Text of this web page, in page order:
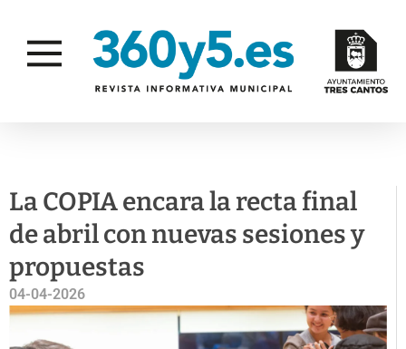
La COPIA encara la recta final
de abril con nuevas sesiones y
propuestas
04-04-2026